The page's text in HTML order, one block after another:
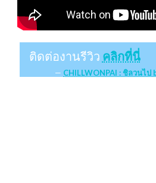
ติดต่องานรีวิว คลิกที่นี่
CHILLWONPAI : ชิลวนไ